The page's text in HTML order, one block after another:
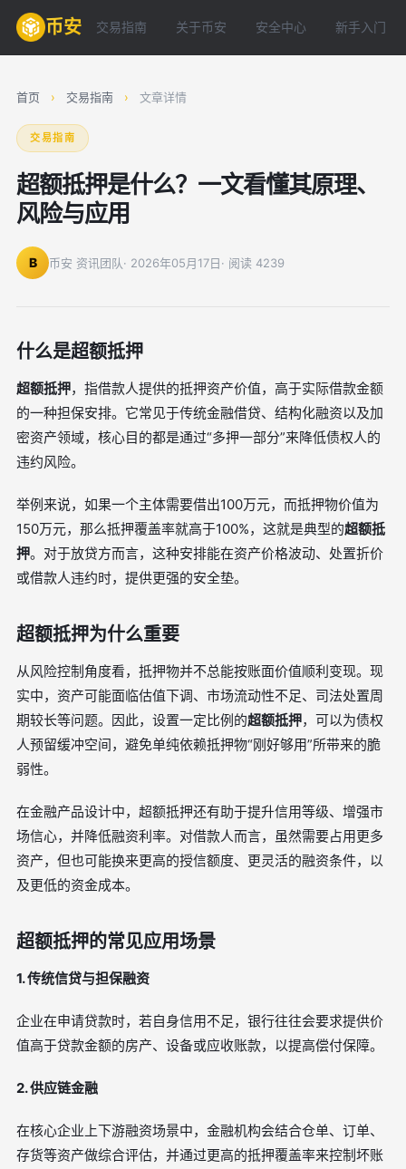
币安 交易指南 关于币安 安全中心 新手入门
首页 › 交易指南 › 文章详情
交易指南
超额抵押是什么？一文看懂其原理、
风险与应用
B 币安 资讯团队· 2026年05月17日· 阅读 4239
什么是超额抵押
超额抵押，指借款人提供的抵押资产价值，高于实际借款金额
的一种担保安排。它常见于传统金融借贷、结构化融资以及加
密资产领域，核心目的都是通过“多押一部分”来降低债权人的
违约风险。
举例来说，如果一个主体需要借出100万元，而抵押物价值为
150万元，那么抵押覆盖率就高于100%，这就是典型的超额抵
押。对于放贷方而言，这种安排能在资产价格波动、处置折价
或借款人违约时，提供更强的安全垫。
超额抵押为什么重要
从风险控制角度看，抵押物并不总能按账面价值顺利变现。现
实中，资产可能面临估值下调、市场流动性不足、司法处置周
期较长等问题。因此，设置一定比例的超额抵押，可以为债权
人预留缓冲空间，避免单纯依赖抵押物“刚好够用”所带来的脆
弱性。
在金融产品设计中，超额抵押还有助于提升信用等级、增强市
场信心，并降低融资利率。对借款人而言，虽然需要占用更多
资产，但也可能换来更高的授信额度、更灵活的融资条件，以
及更低的资金成本。
超额抵押的常见应用场景
1. 传统信贷与担保融资
企业在申请贷款时，若自身信用不足，银行往往会要求提供价
值高于贷款金额的房产、设备或应收账款，以提高偿付保障。
2. 供应链金融
在核心企业上下游融资场景中，金融机构会结合仓单、订单、
存货等资产做综合评估，并通过更高的抵押覆盖率来控制坏账